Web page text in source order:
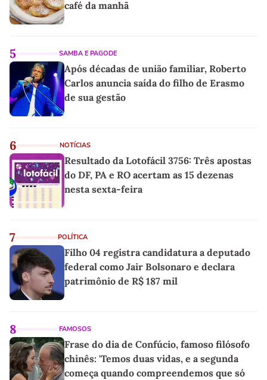
café da manhã
5 SAMBA E PAGODE
Após décadas de união familiar, Roberto
Carlos anuncia saída do filho de Erasmo
de sua gestão
6 NOTÍCIAS
Resultado da Lotofácil 3756: Três apostas
do DF, PA e RO acertam as 15 dezenas
nesta sexta-feira
7 POLÍTICA
Filho 04 registra candidatura a deputado
federal como Jair Bolsonaro e declara
patrimônio de R$ 187 mil
8 FAMOSOS
Frase do dia de Confúcio, famoso filósofo
chinês: 'Temos duas vidas, e a segunda
começa quando compreendemos que só